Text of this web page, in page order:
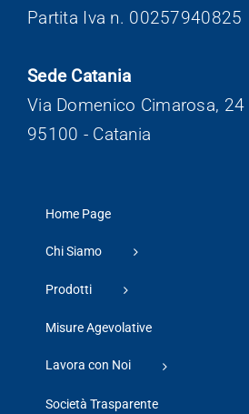
Partita Iva n. 00257940825
Sede Catania
Via Domenico Cimarosa, 24
95100 - Catania
Home Page
Chi Siamo
Prodotti
Misure Agevolative
Lavora con Noi
Società Trasparente